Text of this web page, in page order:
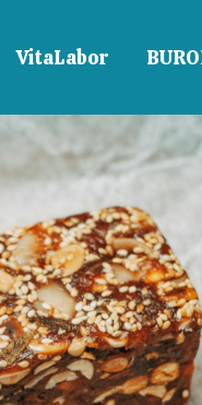
VitaLabor